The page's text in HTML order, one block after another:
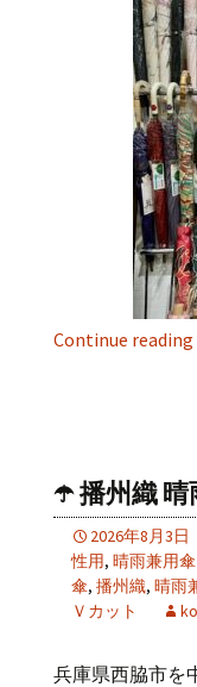
Continue reading
☂️ 播州織 晴
2026年8月3日
性用, 晴雨兼用傘
傘, 播州織, 晴雨
Ｖカット
兵庫県西脇市を